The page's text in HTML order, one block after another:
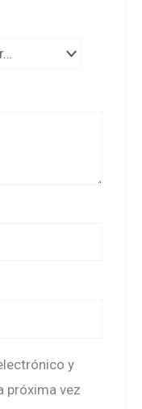
y
próxima vez